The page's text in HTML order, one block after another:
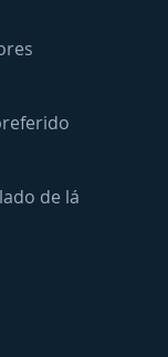
de lá